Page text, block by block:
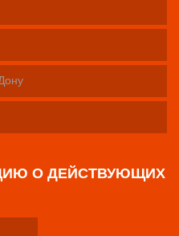
О ДЕЙСТВУЮЩИХ